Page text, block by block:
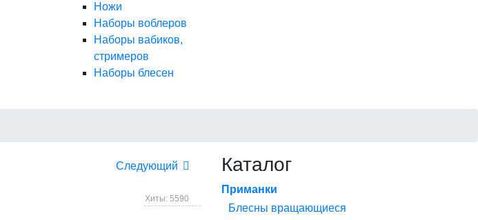
Ножи
Наборы воблеров
Наборы вабиков,
стримеров
Наборы блесен
Следующий
Хиты: 5590
Каталог
Приманки
Блесны вращающиеся